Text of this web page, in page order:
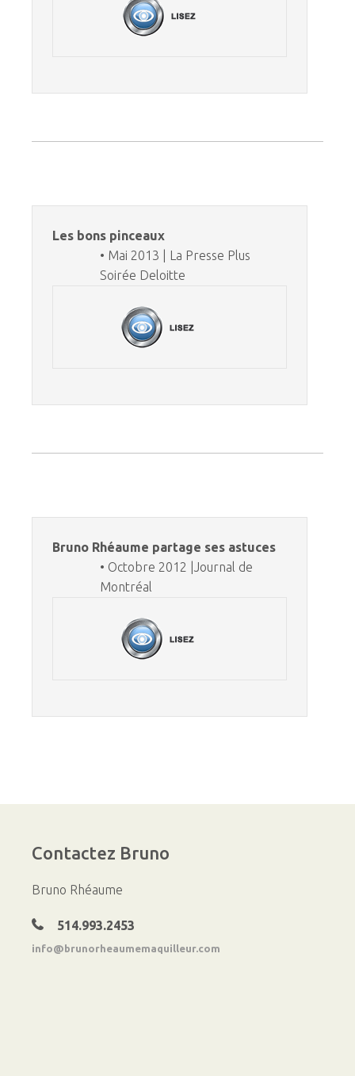
Les bons pinceaux
• Mai 2013 | La Presse Plus
Soirée Deloitte
Bruno Rhéaume partage ses astuces
• Octobre 2012 |Journal de
Montréal
Contactez Bruno
Bruno Rhéaume
514.993.2453
info@brunorheaumemaquilleur.com